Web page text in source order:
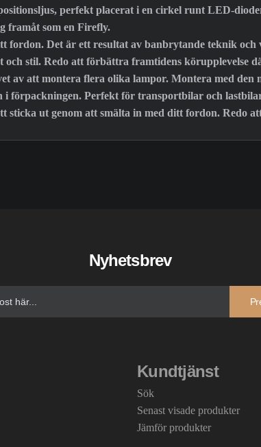
perfekt placerat i en cirkel runt LED-
framåt som en Firefly.
fordon. Det är ett resultat av banbrytande teknik
stil. Redo att förbättra framtidens körupplevelse
av att montera flera olika lampor. Montera med den
förpackningen. Perfekt för transportbilar och
sticka ut genom att smälta in med ditt fordon. Redo
Nyhetsbrev
Kundtjänst
Sök
Senast visade produkter
Jämför produkter